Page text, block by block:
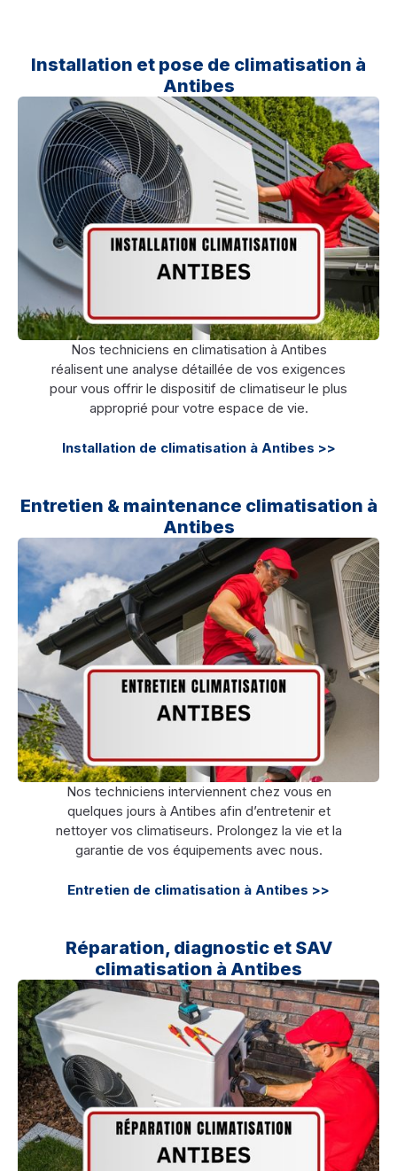
Installation et pose de climatisation à
Antibes
Nos techniciens en climatisation à Antibes
réalisent une analyse détaillée de vos exigences
pour vous offrir le dispositif de climatiseur le plus
approprié pour votre espace de vie.
Installation de climatisation à Antibes >>
Entretien & maintenance climatisation à
Antibes
Nos techniciens interviennent chez vous en
quelques jours à Antibes afin d’entretenir et
nettoyer vos climatiseurs. Prolongez la vie et la
garantie de vos équipements avec nous.
Entretien de climatisation à Antibes >>
Réparation, diagnostic et SAV
climatisation à Antibes